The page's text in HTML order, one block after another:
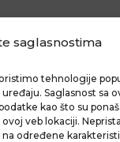
saglasnostima
tehnologije
Saglasnost sa
kao što su
veb lokaciji.
određene